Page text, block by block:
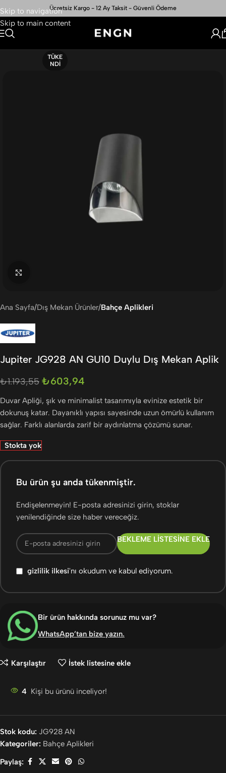
Skip to navigation
Skip to main content
Ücretsiz Kargo - 12 Ay Taksit - Güvenli Ödeme
TÜKE
NDI
Ana Sayfa Dış Mekan Ürünler Bahçe Aplikleri
Jupiter JG928 AN GU10 Duylu Dış Mekan Aplik
₺1.193,55 ₺603,94
Duvar Apliği, şık ve minimalist tasarımıyla evinize estetik bir
dokunuş katar. Dayanıklı yapısı sayesinde uzun ömürlü kullanım
sağlar. Farklı alanlarda zarif bir aydınlatma çözümü sunar.
Stokta yok
Bu ürün şu anda tükenmiştir.
Endişelenmeyin! E-posta adresinizi girin, stoklar
yenilendiğinde size haber vereceğiz.
BEKLEME LISTESINE EKLE
gizlilik ilkesi'nı okudum ve kabul ediyorum.
Bir ürün hakkında sorunuz mu var?
WhatsApp’tan bize yazın.
Karşılaştır İstek listesine ekle
4 Kişi bu ürünü inceliyor!
Stok kodu: JG928 AN
Kategoriler: Bahçe Aplikleri
Paylaş: